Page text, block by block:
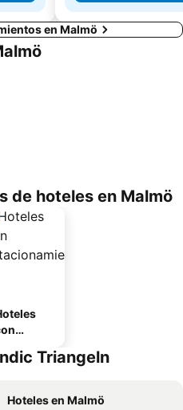
en Malmö
de hoteles en Malmö
Triangeln
Hoteles en Malmö